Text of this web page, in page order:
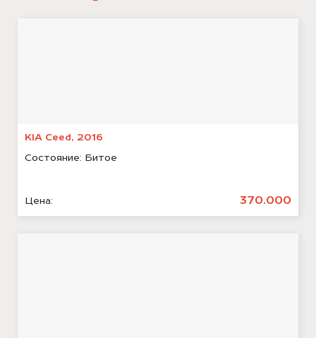
KIA Ceed, 2016
Состояние: Битое
Цена: 370.000